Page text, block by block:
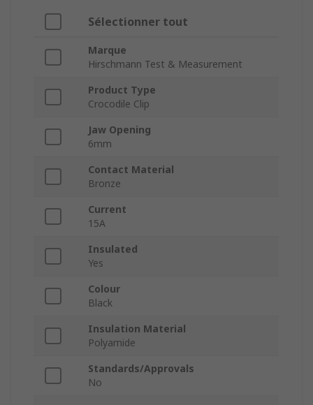
Sélectionner tout
Marque
Hirschmann Test & Measurement
Product Type
Crocodile Clip
Jaw Opening
6mm
Contact Material
Bronze
Current
15A
Insulated
Yes
Colour
Black
Insulation Material
Polyamide
Standards/Approvals
No